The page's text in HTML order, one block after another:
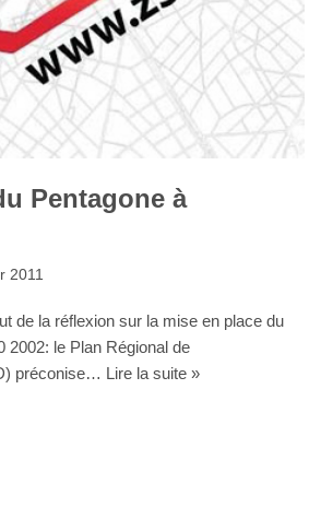
Pentagone à
2011
de la réflexion sur la mise en place du
2002: le Plan Régional de
préconise… Lire la suite »